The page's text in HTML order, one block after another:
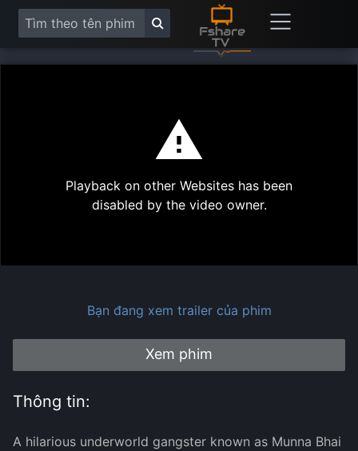
Play
Playback on other Websites has been
disabled by the video owner.
Bạn đang xem trailer của phim
Xem phim
Thông tin:
A hilarious underworld gangster known as Munna Bhai